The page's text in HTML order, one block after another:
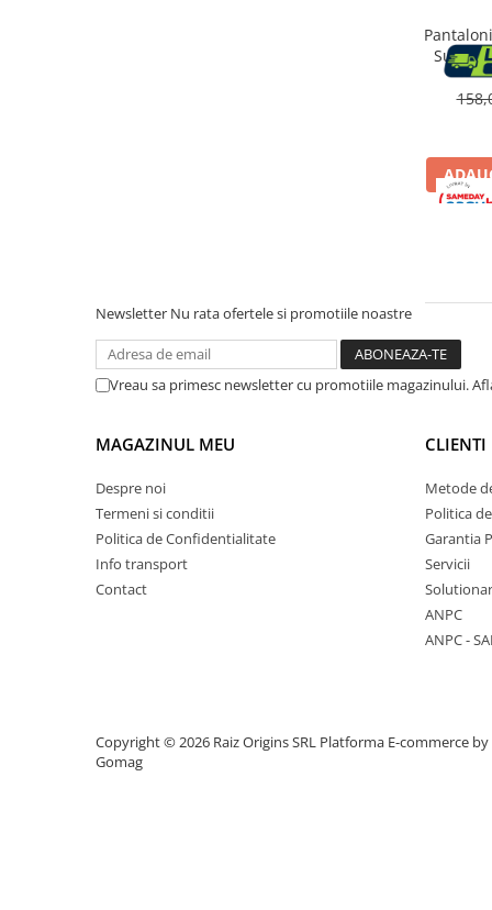
Mese bucatarie si living
Mobilier bucatarie
Scaune bucatarie & living
Vase & ustensile pentru gatit
Tigai si seturi
Oale si cratite
Cosuri de gunoi
Newsletter Nu rata ofertele si promotiile noastre
Vreau sa primesc newsletter cu promotiile magazinului.
MAGAZINUL MEU
Despre noi
Termeni si conditii
Politica de Confidentialitate
Info transport
Contact
CLIENTI
Metode
Politica
Garantia
Servicii
ANPC
ANPC -
Copyright © 2026 Raiz Origins SRL Platforma E-commerce by
Gomag